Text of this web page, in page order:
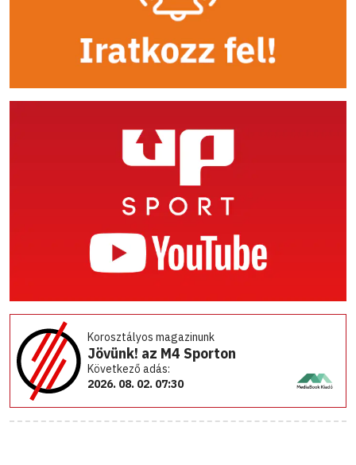
Korosztályos magazinunk
Jövünk! az M4 Sporton
Következő adás:
2026. 08. 02. 07:30